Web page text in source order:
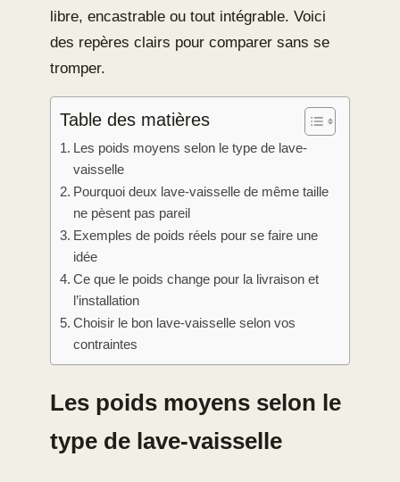
libre, encastrable ou tout intégrable. Voici
des repères clairs pour comparer sans se
tromper.
Table des matières
Les poids moyens selon le type de lave-
vaisselle
Pourquoi deux lave-vaisselle de même taille
ne pèsent pas pareil
Exemples de poids réels pour se faire une
idée
Ce que le poids change pour la livraison et
l’installation
Choisir le bon lave-vaisselle selon vos
contraintes
Les poids moyens selon le
type de lave-vaisselle